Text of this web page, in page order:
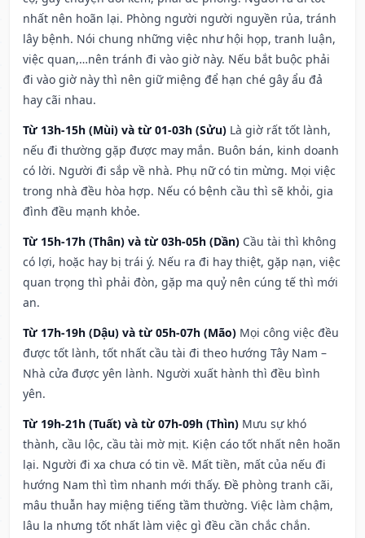
nhất nên hoãn lại. Phòng người người nguyền rủa, tránh
lây bệnh. Nói chung những việc như hội họp, tranh luận,
việc quan,…nên tránh đi vào giờ này. Nếu bắt buộc phải
đi vào giờ này thì nên giữ miệng để hạn ché gây ẩu đả
hay cãi nhau.
Từ 13h-15h (Mùi) và từ 01-03h (Sửu) Là giờ rất tốt lành,
nếu đi thường gặp được may mắn. Buôn bán, kinh doanh
có lời. Người đi sắp về nhà. Phụ nữ có tin mừng. Mọi việc
trong nhà đều hòa hợp. Nếu có bệnh cầu thì sẽ khỏi, gia
đình đều mạnh khỏe.
Từ 15h-17h (Thân) và từ 03h-05h (Dần) Cầu tài thì không
có lợi, hoặc hay bị trái ý. Nếu ra đi hay thiệt, gặp nạn, việc
quan trọng thì phải đòn, gặp ma quỷ nên cúng tế thì mới
an.
Từ 17h-19h (Dậu) và từ 05h-07h (Mão) Mọi công việc đều
được tốt lành, tốt nhất cầu tài đi theo hướng Tây Nam –
Nhà cửa được yên lành. Người xuất hành thì đều bình
yên.
Từ 19h-21h (Tuất) và từ 07h-09h (Thìn) Mưu sự khó
thành, cầu lộc, cầu tài mờ mịt. Kiện cáo tốt nhất nên hoãn
lại. Người đi xa chưa có tin về. Mất tiền, mất của nếu đi
hướng Nam thì tìm nhanh mới thấy. Đề phòng tranh cãi,
mâu thuẫn hay miệng tiếng tầm thường. Việc làm chậm,
lâu la nhưng tốt nhất làm việc gì đều cần chắc chắn.